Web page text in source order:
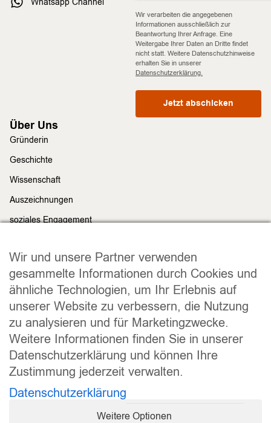
Wir verarbeiten die angegebenen
Informationen ausschließlich zur
Beantwortung Ihrer Anfrage. Eine
Weitergabe Ihrer Daten an Dritte findet
nicht statt. Weitere Datenschutzhinweise
erhalten Sie in unserer
Datenschutzerklärung.
Jetzt abschicken
Über Uns
Gründerin
Geschichte
Wissenschaft
Auszeichnungen
soziales Engagement
Rechtliches
Impressum
Datenschutz
Widerrufsrecht
Allgemeine Geschäftsbedingungen
Versand und Lieferung
Zahlungsweisen
Barrierefreiheitserklärung
Wir und unsere Partner verwenden
gesammelte Informationen durch Cookies und
ähnliche Technologien, um Ihr Erlebnis auf
unserer Website zu verbessern, die Nutzung
zu analysieren und für Marketingzwecke.
Weitere Informationen finden Sie in unserer
Datenschutzerklärung und können Ihre
Zustimmung jederzeit verwalten.
Datenschutzerklärung
Weitere Optionen